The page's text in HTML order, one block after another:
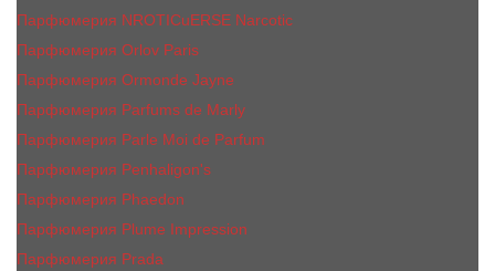
Парфюмерия NROTICuERSE Narcotic
Парфюмерия Orlov Paris
Парфюмерия Ormonde Jayne
Парфюмерия Parfums de Marly
Парфюмерия Parle Moi de Parfum
Парфюмерия Penhaligon's
Парфюмерия Phaedon
Парфюмерия Plume Impression
Парфюмерия Prada